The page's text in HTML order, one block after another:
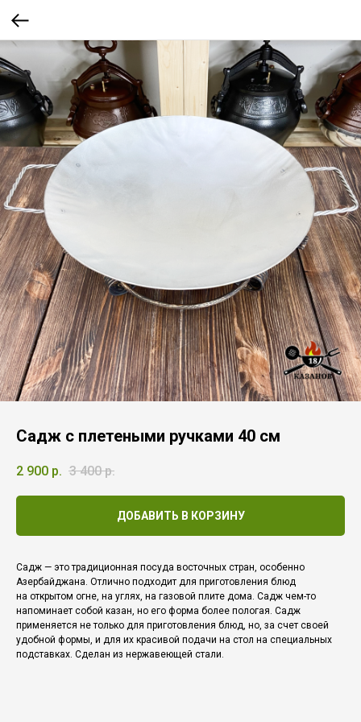
Садж с плетеными ручками 40 см
2 900 р. 3 400 р.
ДОБАВИТЬ В КОРЗИНУ
Садж — это традиционная посуда восточных стран, особенно
Азербайджана. Отлично подходит для приготовления блюд
на открытом огне, на углях, на газовой плите дома. Садж чем-то
напоминает собой казан, но его форма более пологая. Садж
применяется не только для приготовления блюд, но, за счет своей
удобной формы, и для их красивой подачи на стол на специальных
подставках. Сделан из нержавеющей стали.